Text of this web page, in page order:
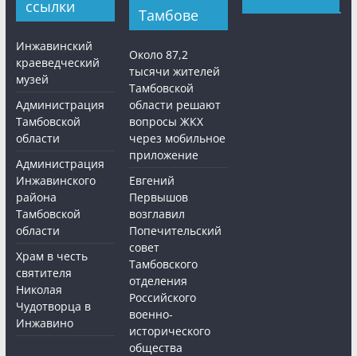
ссылки
Инжавинский
краеведческий
музей
Администрация
Тамбовской
области
Администрация
Инжавинского
района
Тамбовской
области
Храм в честь
святителя
Николая
Чудотворца в
Инжавино
Тамбове
Около 87,2
тысячи жителей
Тамбовской
области решают
вопросы ЖКХ
через мобильное
приложение
Евгений
Первышов
возглавил
Попечительский
совет
Тамбовского
отделения
Российского
военно-
исторического
общества